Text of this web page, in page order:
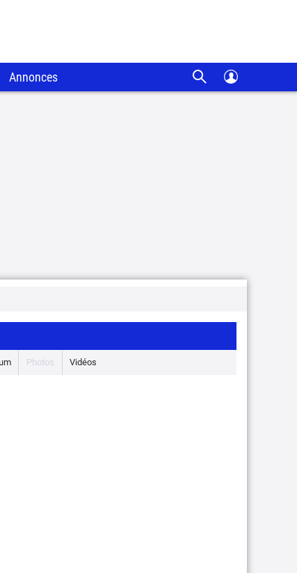
Annonces
Photos Vidéos